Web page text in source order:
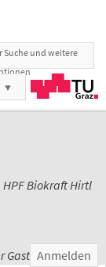
Suche und weitere
HPF Biokraft Hirtl
Gast Anmelden